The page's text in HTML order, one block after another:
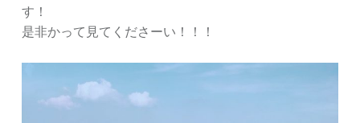
す！
是非かって見てくださーい！！！